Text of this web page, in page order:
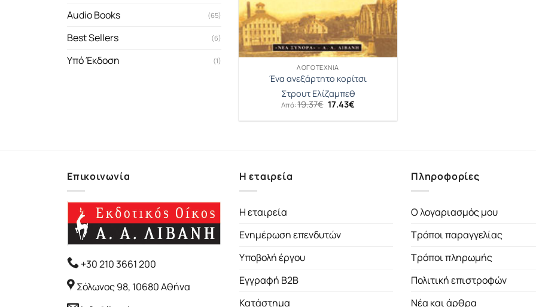
Audio Books (65)
Best Sellers (6)
Υπό Έκδοση (1)
ΛΟΓΟΤΕΧΝΊΑ
Ένα ανεξάρτητο κορίτσι
Στρουτ Ελίζαμπεθ
Από:19.37€ Original
price
was:
17.43€Η
τιμή
Επικοινωνία
+30 210 3661 200
Σόλωνος 98, 10680 Αθήνα
Η εταιρεία
Η εταιρεία
Ενημέρωση επενδυτών
Υποβολή έργου
Εγγραφή B2B
Κατάστημα
Πληροφορίες
Ο λογαριασμός μου
Τρόποι παραγγελίας
Τρόποι πληρωμής
Πολιτική επιστροφών
Νέα και άρθρα